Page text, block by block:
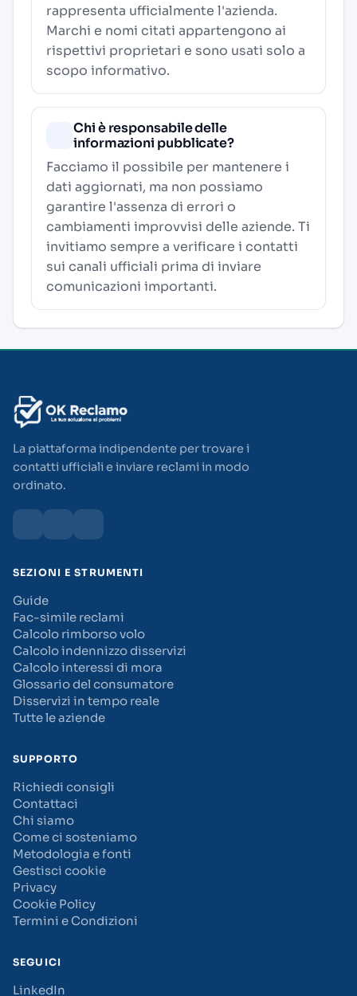
rappresenta ufficialmente l'azienda.
Marchi e nomi citati appartengono ai
rispettivi proprietari e sono usati solo a
scopo informativo.
Chi è responsabile delle
informazioni pubblicate?
Facciamo il possibile per mantenere i
dati aggiornati, ma non possiamo
garantire l'assenza di errori o
cambiamenti improvvisi delle aziende. Ti
invitiamo sempre a verificare i contatti
sui canali ufficiali prima di inviare
comunicazioni importanti.
La piattaforma indipendente per trovare i
contatti ufficiali e inviare reclami in modo
ordinato.
SEZIONI E STRUMENTI
Guide
Fac-simile reclami
Calcolo rimborso volo
Calcolo indennizzo disservizi
Calcolo interessi di mora
Glossario del consumatore
Disservizi in tempo reale
Tutte le aziende
SUPPORTO
Richiedi consigli
Contattaci
Chi siamo
Come ci sosteniamo
Metodologia e fonti
Gestisci cookie
Privacy
Cookie Policy
Termini e Condizioni
SEGUICI
LinkedIn